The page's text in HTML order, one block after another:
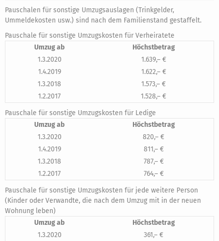
Pauschalen für sonstige Umzugsauslagen (Trinkgelder,
Ummeldekosten usw.) sind nach dem Familienstand gestaffelt.
Pauschale für sonstige Umzugskosten für Verheiratete
Umzug ab
Höchstbetrag
1.3.2020
1.639,– €
1.4.2019
1.622,– €
1.3.2018
1.573,– €
1.2.2017
1.528,– €
Pauschale für sonstige Umzugskosten für Ledige
Umzug ab
Höchstbetrag
1.3.2020
820,– €
1.4.2019
811,– €
1.3.2018
787,– €
1.2.2017
764,– €
Pauschale für sonstige Umzugskosten für jede weitere Person
(Kinder oder Verwandte, die nach dem Umzug mit in der neuen
Wohnung leben)
Umzug ab
Höchstbetrag
1.3.2020
361,– €